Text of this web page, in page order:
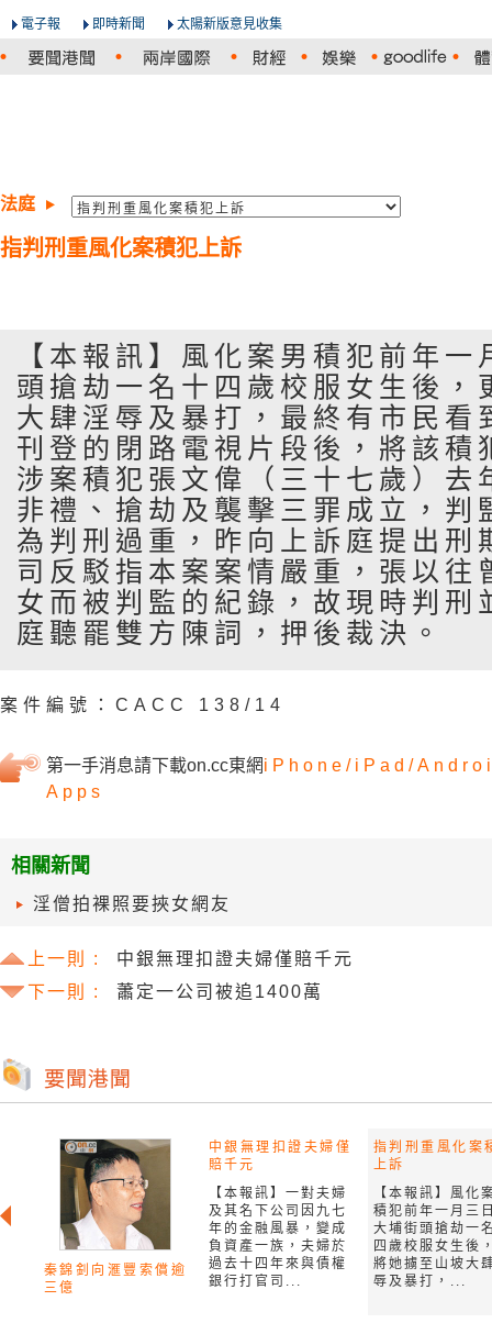
電子報 即時新聞 太陽新版意見收集
法庭
指判刑重風化案積犯上訴
【本報訊】風化案男積犯前年
頭搶劫一名十四歲校服女生後，
大肆淫辱及暴打，最終有市民看
刊登的閉路電視片段後，將該積
涉案積犯張文偉（三十七歲）去
非禮、搶劫及襲擊三罪成立，判
為判刑過重，昨向上訴庭提出刑
司反駁指本案案情嚴重，張以往
女而被判監的紀錄，故現時判刑
庭聽罷雙方陳詞，押後裁決。
案件編號：CACC 138/14
第一手消息請下載on.cc東網iPhone/ iPad/
Apps
相關新聞
淫僧拍裸照要挾女網友
上一則 :
中銀無理扣證夫婦僅賠千元
下一則 :
蕭定一公司被追1400萬
秦錦釗向滙豐索償逾
三億
中銀無理扣證夫婦僅
賠千元
【本報訊】一對夫婦
及其名下公司因九七
年的金融風暴，變成
負資產一族，夫婦於
過去十四年來與債權
銀行打官司...
指判刑重風化案
上訴
【本報訊】風化
積犯前年一月三
大埔街頭搶劫一
四歲校服女生後
將她擄至山坡大
辱及暴打，...